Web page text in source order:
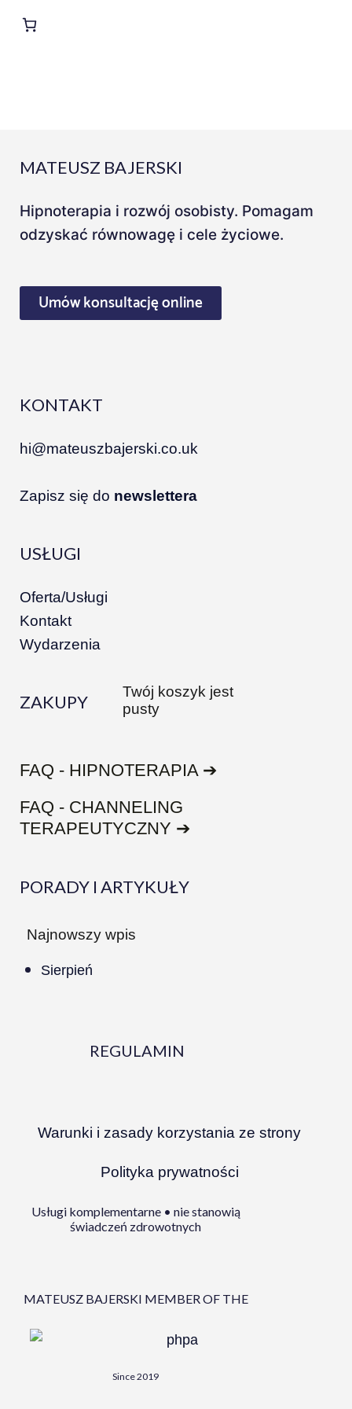
MATEUSZ BAJERSKI
Hipnoterapia i rozwój osobisty. Pomagam
odzyskać równowagę i cele życiowe.
Umów konsultację online
KONTAKT
hi@mateuszbajerski.co.uk
Zapisz się do newslettera
USŁUGI
Oferta/Usługi
Kontakt
Wydarzenia
ZAKUPY
Twój koszyk jest
pusty
FAQ - HIPNOTERAPIA ➔
FAQ - CHANNELING
TERAPEUTYCZNY ➔
PORADY I ARTYKUŁY
Najnowszy wpis
Sierpień
REGULAMIN
Warunki i zasady korzystania ze strony
Polityka prywatności
Usługi komplementarne • nie stanowią
świadczeń zdrowotnych
MATEUSZ BAJERSKI MEMBER OF THE
Since 2019